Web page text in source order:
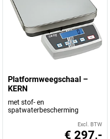
Platformweegschaal –
KERN
met stof- en
spatwaterbescherming
Excl. BTW
€ 297,-